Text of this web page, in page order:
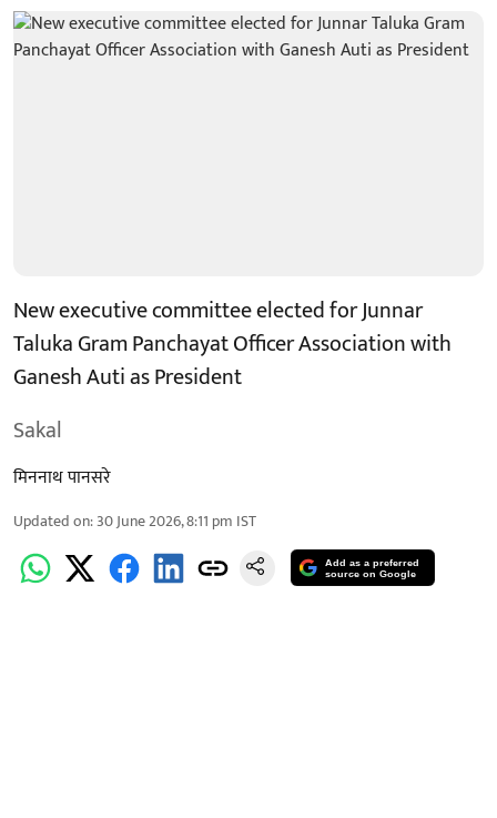
New executive committee elected for Junnar
Taluka Gram Panchayat Officer Association with
Ganesh Auti as President
Sakal
मिननाथ पानसरे
Updated on:30 June 2026, 8:11 pm IST
Add as a preferred
source on Google